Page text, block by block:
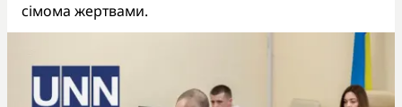
сімома жертвами.